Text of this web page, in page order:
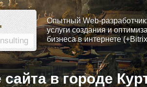
Опытный Web-
услуги создания и
бизнеса в интернете
сайта в городе